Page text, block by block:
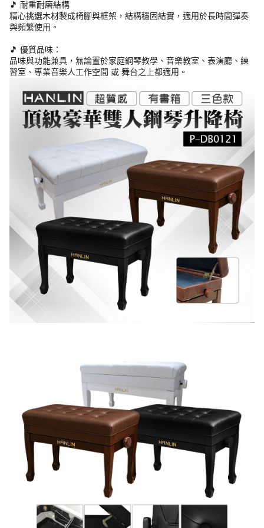
🎵 耐重耐磨結構
精心挑選木材製成椅腳與框架，結構穩固結實，適用於長時間彈奏
與頻繁使用。
🎵 優質品味：
品味與功能兼具，無論置於家庭鋼琴教學、音樂教室、表演廳、練
習室、專業音樂人工作空間 或 舞台之上都適用。